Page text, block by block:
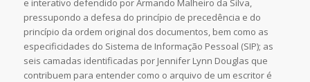
e interativo defendido por Armando Malheiro da Silva,
pressupondo a defesa do princípio de precedência e do
princípio da ordem original dos documentos, bem como as
especificidades do Sistema de Informação Pessoal (SIP); as
seis camadas identificadas por Jennifer Lynn Douglas que
contribuem para entender como o arquivo de um escritor é